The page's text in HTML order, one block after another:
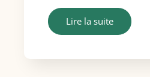
Lire la suite